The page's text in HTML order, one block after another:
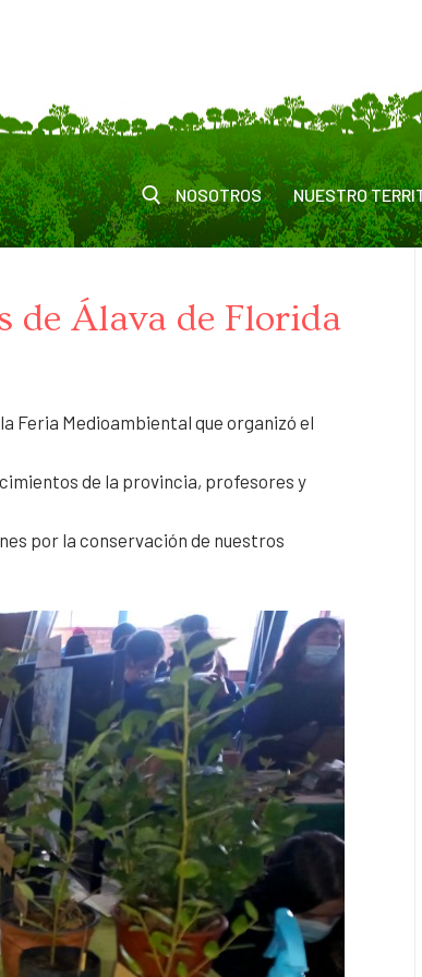
NOSOTROS NUESTRO
de Álava de Florida
Feria Medioambiental que organizó el
de la provincia, profesores y
por la conservación de nuestros